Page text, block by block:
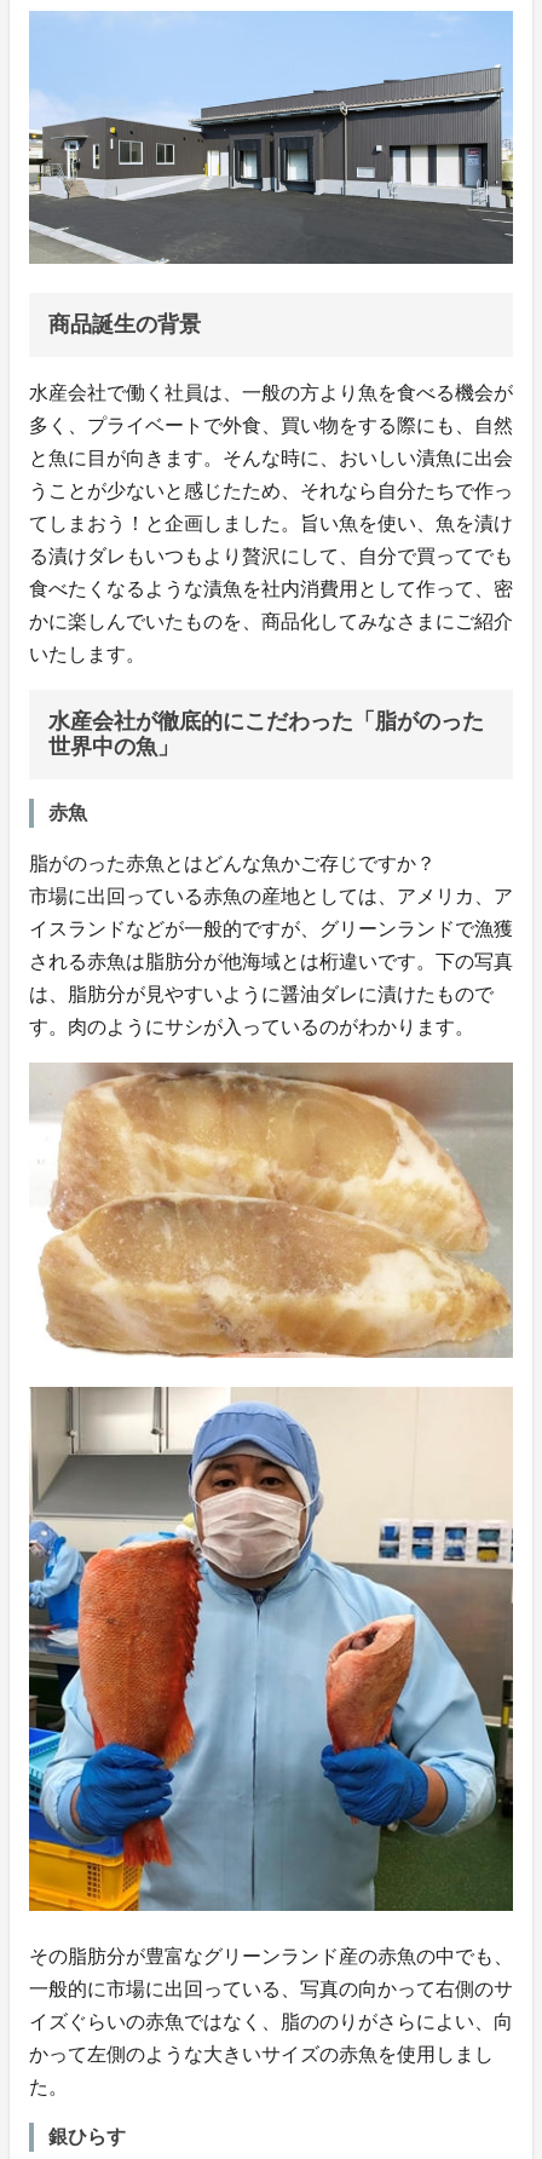
商品誕生の背景
水産会社で働く社員は、一般の方より魚を食べる機会が
多く、プライベートで外食、買い物をする際にも、自然
と魚に目が向きます。そんな時に、おいしい漬魚に出会
うことが少ないと感じたため、それなら自分たちで作っ
てしまおう！と企画しました。旨い魚を使い、魚を漬け
る漬けダレもいつもより贅沢にして、自分で買ってでも
食べたくなるような漬魚を社内消費用として作って、密
かに楽しんでいたものを、商品化してみなさまにご紹介
いたします。
水産会社が徹底的にこだわった「脂がのった
世界中の魚」
赤魚
脂がのった赤魚とはどんな魚かご存じですか？
市場に出回っている赤魚の産地としては、アメリカ、ア
イスランドなどが一般的ですが、グリーンランドで漁獲
される赤魚は脂肪分が他海域とは桁違いです。下の写真
は、脂肪分が見やすいように醤油ダレに漬けたもので
す。肉のようにサシが入っているのがわかります。
その脂肪分が豊富なグリーンランド産の赤魚の中でも、
一般的に市場に出回っている、写真の向かって右側のサ
イズぐらいの赤魚ではなく、脂ののりがさらによい、向
かって左側のような大きいサイズの赤魚を使用しまし
た。
銀ひらす